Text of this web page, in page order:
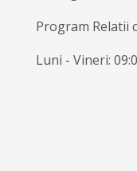
Program Relatii
Luni - Vineri: